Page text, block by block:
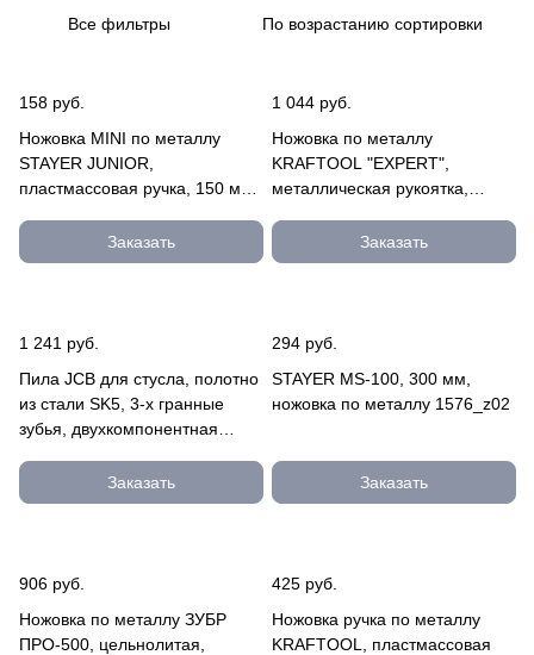
Все фильтры По возрастанию сортировки
158 руб.
Ножовка MINI по металлу
STAYER JUNIOR,
пластмассовая ручка, 150 мм
Заказать
1 044 руб.
Ножовка по металлу
KRAFTOOL "EXPERT",
металлическая рукоятка,
Заказать
1 241 руб.
Пила JCB для стусла, полотно
из стали SK5, 3-х гранные
зубья, двухкомпонентная
Заказать
294 руб.
STAYER MS-100, 300 мм,
ножовка по металлу 1576_z02
Заказать
906 руб.
Ножовка по металлу ЗУБР
ПРО-500, цельнолитая,
425 руб.
Ножовка ручка по металлу
KRAFTOOL, пластмассовая